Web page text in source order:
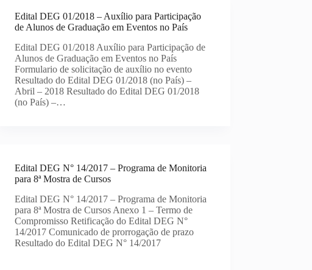
Edital DEG 01/2018 – Auxílio para Participação
de Alunos de Graduação em Eventos no País
Edital DEG 01/2018 Auxílio para Participação de
Alunos de Graduação em Eventos no País
Formulario de solicitação de auxílio no evento
Resultado do Edital DEG 01/2018 (no País) –
Abril – 2018 Resultado do Edital DEG 01/2018
(no País) –…
Edital DEG N° 14/2017 – Programa de Monitoria
para 8ª Mostra de Cursos
Edital DEG N° 14/2017 – Programa de Monitoria
para 8ª Mostra de Cursos Anexo 1 – Termo de
Compromisso Retificação do Edital DEG N°
14/2017 Comunicado de prorrogação de prazo
Resultado do Edital DEG N° 14/2017